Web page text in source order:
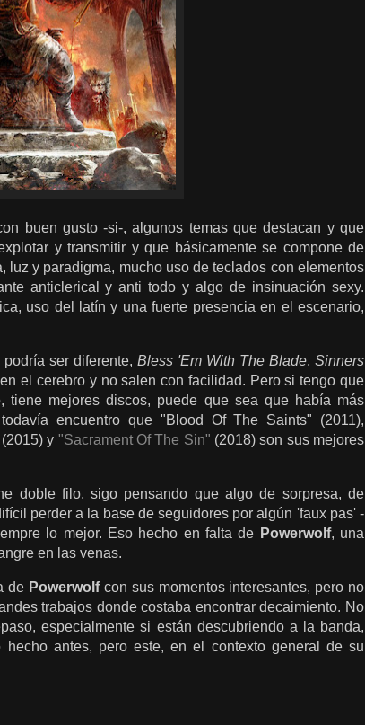
buen gusto -si-, algunos temas que destacan y que
y transmitir y que básicamente se compone de
luz y paradigma, mucho uso de teclados con elementos
anticlerical y anti todo y algo de insinuación sexy.
uso del latín y una fuerte presencia en el escenario,
ser diferente, Bless 'Em With The Blade, Sinners
el cerebro y no salen con facilidad. Pero si tengo que
mejores discos, puede que sea que había más
encuentro que "Blood Of The Saints" (2011),
(2015) y "Sacrament Of The Sin" (2018) son sus mejores
doble filo, sigo pensando que algo de sorpresa, de
perder a la base de seguidores por algún 'faux pas' -
lo mejor. Eso hecho en falta de Powerwolf, una
en las venas.
de Powerwolfcon sus momentos interesantes, pero no
trabajos donde costaba encontrar decaimiento. No
especialmente si están descubriendo a la banda,
antes, pero este, en el contexto general de su